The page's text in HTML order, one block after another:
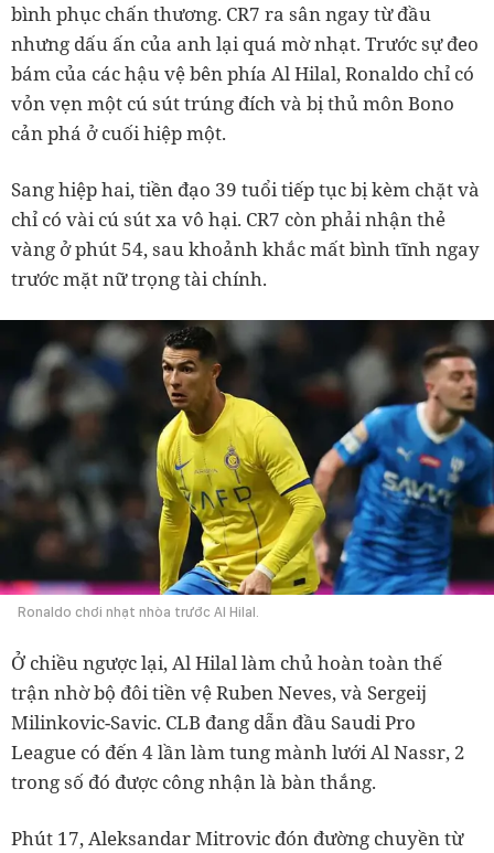
bình phục chấn thương. CR7 ra sân ngay từ đầu
nhưng dấu ấn của anh lại quá mờ nhạt. Trước sự đeo
bám của các hậu vệ bên phía Al Hilal, Ronaldo chỉ có
vỏn vẹn một cú sút trúng đích và bị thủ môn Bono
cản phá ở cuối hiệp một.
Sang hiệp hai, tiền đạo 39 tuổi tiếp tục bị kèm chặt và
chỉ có vài cú sút xa vô hại. CR7 còn phải nhận thẻ
vàng ở phút 54, sau khoảnh khắc mất bình tĩnh ngay
trước mặt nữ trọng tài chính.
Ronaldo chơi nhạt nhòa trước Al Hilal.
Ở chiều ngược lại, Al Hilal làm chủ hoàn toàn thế
trận nhờ bộ đôi tiền vệ Ruben Neves, và Sergeij
Milinkovic-Savic. CLB đang dẫn đầu Saudi Pro
League có đến 4 lần làm tung mành lưới Al Nassr, 2
trong số đó được công nhận là bàn thắng.
Phút 17, Aleksandar Mitrovic đón đường chuyền từ